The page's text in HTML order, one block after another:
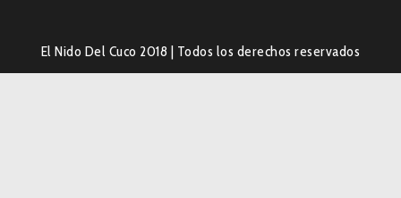
El Nido Del Cuco 2018 Todos los derechos reservados